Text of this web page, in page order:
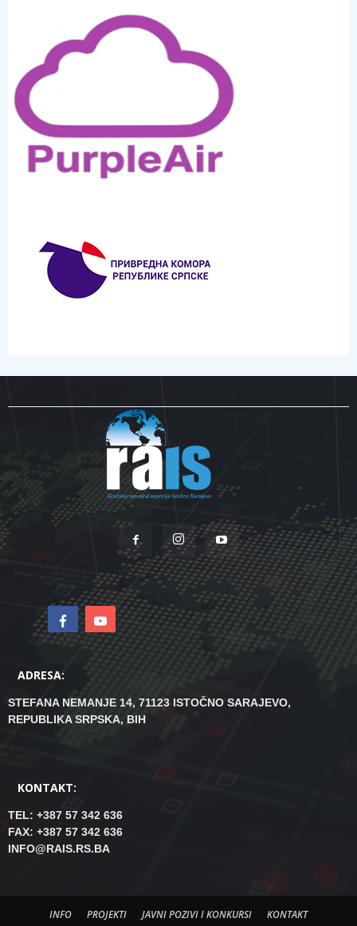
ADRESA:
STEFANA NEMANJE 14, 71123 ISTOČNO SARAJEVO,
REPUBLIKA SRPSKA, BIH
KONTAKT:
TEL: +387 57 342 636
FAX: +387 57 342 636
INFO@RAIS.RS.BA
INFO PROJEKTI JAVNI POZIVI I KONKURSI KONTAKT